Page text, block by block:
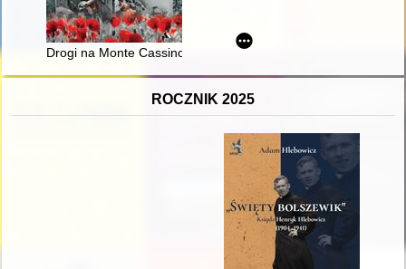
Drogi na Monte Cassino
ROCZNIK 2025